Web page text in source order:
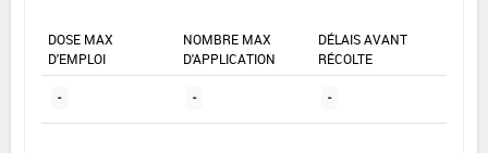
DOSE MAX
D'EMPLOI
NOMBRE MAX
D'APPLICATION
DÉLAIS AVANT
RÉCOLTE
- - -